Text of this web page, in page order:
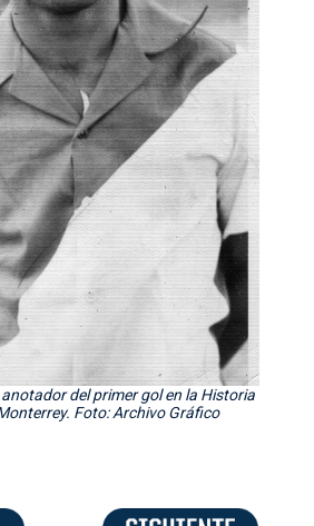
anotador del primer gol en la Historia
Foto: Archivo Gráfico